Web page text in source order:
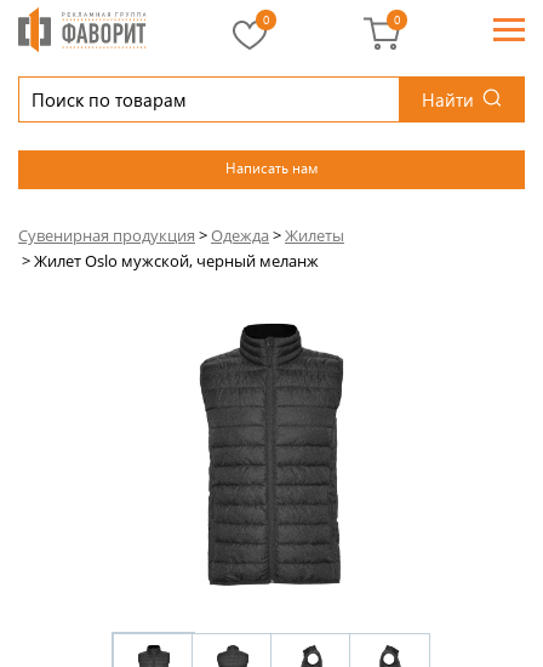
Найти
Написать нам
0 0
Сувенирная продукция >Одежда>Жилеты
>Жилет Oslo мужской, черный меланж